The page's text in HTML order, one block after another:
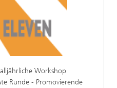
Workshop
Runde - Promovierende